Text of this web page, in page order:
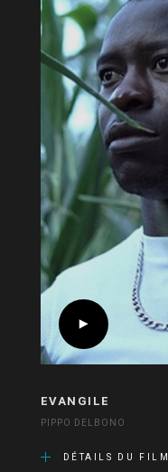
EVANGILE
PIPPO DELBONO
DÉTAILS DU FILM